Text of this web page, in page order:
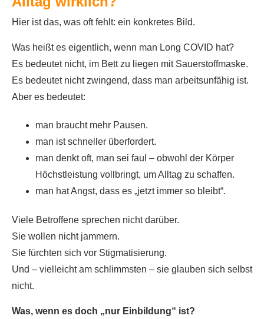
Hier ist das, was oft fehlt: ein konkretes Bild.
Was heißt es eigentlich, wenn man Long COVID hat?
Es bedeutet nicht, im Bett zu liegen mit Sauerstoffmaske.
Es bedeutet nicht zwingend, dass man arbeitsunfähig ist.
Aber es bedeutet:
man braucht mehr Pausen.
man ist schneller überfordert.
man denkt oft, man sei faul – obwohl der Körper
Höchstleistung vollbringt, um Alltag zu schaffen.
man hat Angst, dass es „jetzt immer so bleibt“.
Viele Betroffene sprechen nicht darüber.
Sie wollen nicht jammern.
Sie fürchten sich vor Stigmatisierung.
Und – vielleicht am schlimmsten – sie glauben sich selbst
nicht.
Was, wenn es doch „nur Einbildung“ ist?